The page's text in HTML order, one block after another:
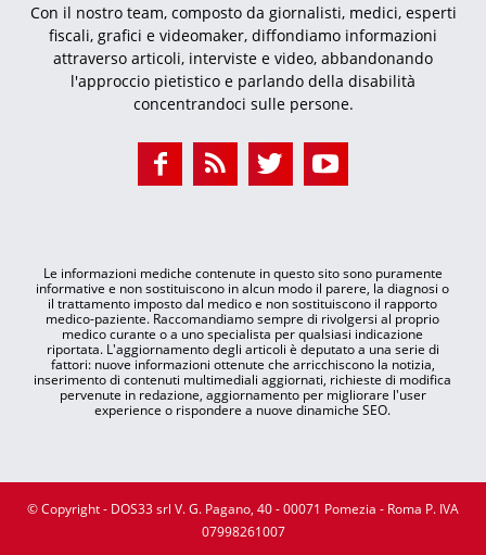
Con il nostro team, composto da giornalisti, medici, esperti
fiscali, grafici e videomaker, diffondiamo informazioni
attraverso articoli, interviste e video, abbandonando
l'approccio pietistico e parlando della disabilità
concentrandoci sulle persone.
Le informazioni mediche contenute in questo sito sono puramente
informative e non sostituiscono in alcun modo il parere, la diagnosi o
il trattamento imposto dal medico e non sostituiscono il rapporto
medico-paziente. Raccomandiamo sempre di rivolgersi al proprio
medico curante o a uno specialista per qualsiasi indicazione
riportata. L'aggiornamento degli articoli è deputato a una serie di
fattori: nuove informazioni ottenute che arricchiscono la notizia,
inserimento di contenuti multimediali aggiornati, richieste di modifica
pervenute in redazione, aggiornamento per migliorare l'user
experience o rispondere a nuove dinamiche SEO.
© Copyright - DOS33 srl V. G. Pagano, 40 - 00071 Pomezia - Roma P. IVA
07998261007